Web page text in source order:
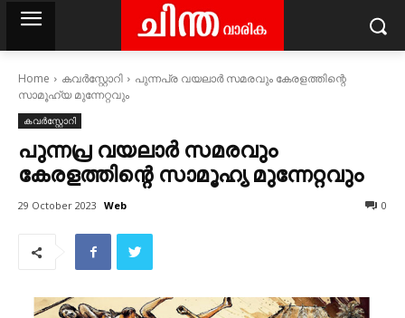
Home കവര്‍സ്റ്റോറി
പുന്നപ്ര വയലാര്‍ സമരവും കേരളത്തിന്റെ
സാമൂഹ്യ മുന്നേറ്റവും
കവര്‍സ്റ്റോറി
പുന്നപ്ര വയലാര്‍ സമരവും
കേരളത്തിന്റെ സാമൂഹ്യ മുന്നേറ്റവും
29 October 2023 Web 0